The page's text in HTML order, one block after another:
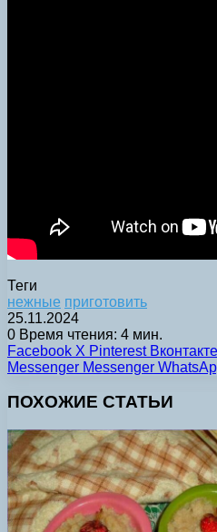
Теги
нежные приготовить
25.11.2024
0 Время чтения: 4 мин.
Facebook X Pinterest Вконтакте
Messenger Messenger
ПОХОЖИЕ СТАТЬИ